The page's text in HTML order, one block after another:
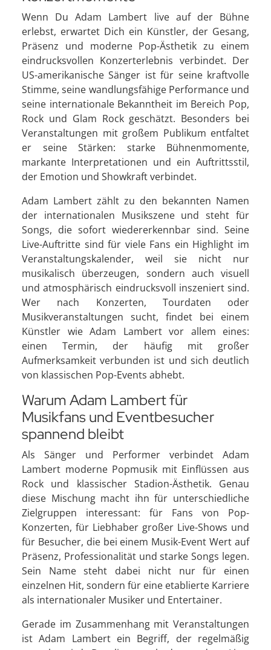
Wenn Du Adam Lambert live auf der Bühne
erlebst, erwartet Dich ein Künstler, der Gesang,
Präsenz und moderne Pop-Ästhetik zu einem
eindrucksvollen Konzerterlebnis verbindet. Der
US-amerikanische Sänger ist für seine kraftvolle
Stimme, seine wandlungsfähige Performance und
seine internationale Bekanntheit im Bereich Pop,
Rock und Glam Rock geschätzt. Besonders bei
Veranstaltungen mit großem Publikum entfaltet
er seine Stärken: starke Bühnenmomente,
markante Interpretationen und ein Auftrittsstil,
der Emotion und Showkraft verbindet.
Adam Lambert zählt zu den bekannten Namen
der internationalen Musikszene und steht für
Songs, die sofort wiedererkennbar sind. Seine
Live-Auftritte sind für viele Fans ein Highlight im
Veranstaltungskalender, weil sie nicht nur
musikalisch überzeugen, sondern auch visuell
und atmosphärisch eindrucksvoll inszeniert sind.
Wer nach Konzerten, Tourdaten oder
Musikveranstaltungen sucht, findet bei einem
Künstler wie Adam Lambert vor allem eines:
einen Termin, der häufig mit großer
Aufmerksamkeit verbunden ist und sich deutlich
von klassischen Pop-Events abhebt.
Warum Adam Lambert für
Musikfans und Eventbesucher
spannend bleibt
Als Sänger und Performer verbindet Adam
Lambert moderne Popmusik mit Einflüssen aus
Rock und klassischer Stadion-Ästhetik. Genau
diese Mischung macht ihn für unterschiedliche
Zielgruppen interessant: für Fans von Pop-
Konzerten, für Liebhaber großer Live-Shows und
für Besucher, die bei einem Musik-Event Wert auf
Präsenz, Professionalität und starke Songs legen.
Sein Name steht dabei nicht nur für einen
einzelnen Hit, sondern für eine etablierte Karriere
als internationaler Musiker und Entertainer.
Gerade im Zusammenhang mit Veranstaltungen
ist Adam Lambert ein Begriff, der regelmäßig